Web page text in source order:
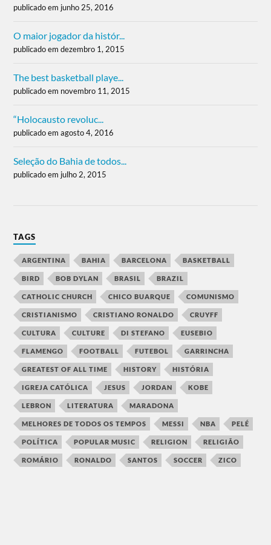
publicado em junho 25, 2016
O maior jogador da histór...
publicado em dezembro 1, 2015
The best basketball playe...
publicado em novembro 11, 2015
“Holocausto revoluc...
publicado em agosto 4, 2016
Seleção do Bahia de todos...
publicado em julho 2, 2015
TAGS
ARGENTINA BAHIA BARCELONA BASKETBALL
BIRD BOB DYLAN BRASIL BRAZIL
CATHOLIC CHURCH CHICO BUARQUE COMUNISMO
CRISTIANISMO CRISTIANO RONALDO CRUYFF
CULTURA CULTURE DI STEFANO EUSEBIO
FLAMENGO FOOTBALL FUTEBOL GARRINCHA
GREATEST OF ALL TIME HISTORY HISTÓRIA
IGREJA CATÓLICA JESUS JORDAN KOBE
LEBRON LITERATURA MARADONA
MELHORES DE TODOS OS TEMPOS MESSI NBA PELÉ
POLÍTICA POPULAR MUSIC RELIGION RELIGIÃO
ROMÁRIO RONALDO SANTOS SOCCER ZICO